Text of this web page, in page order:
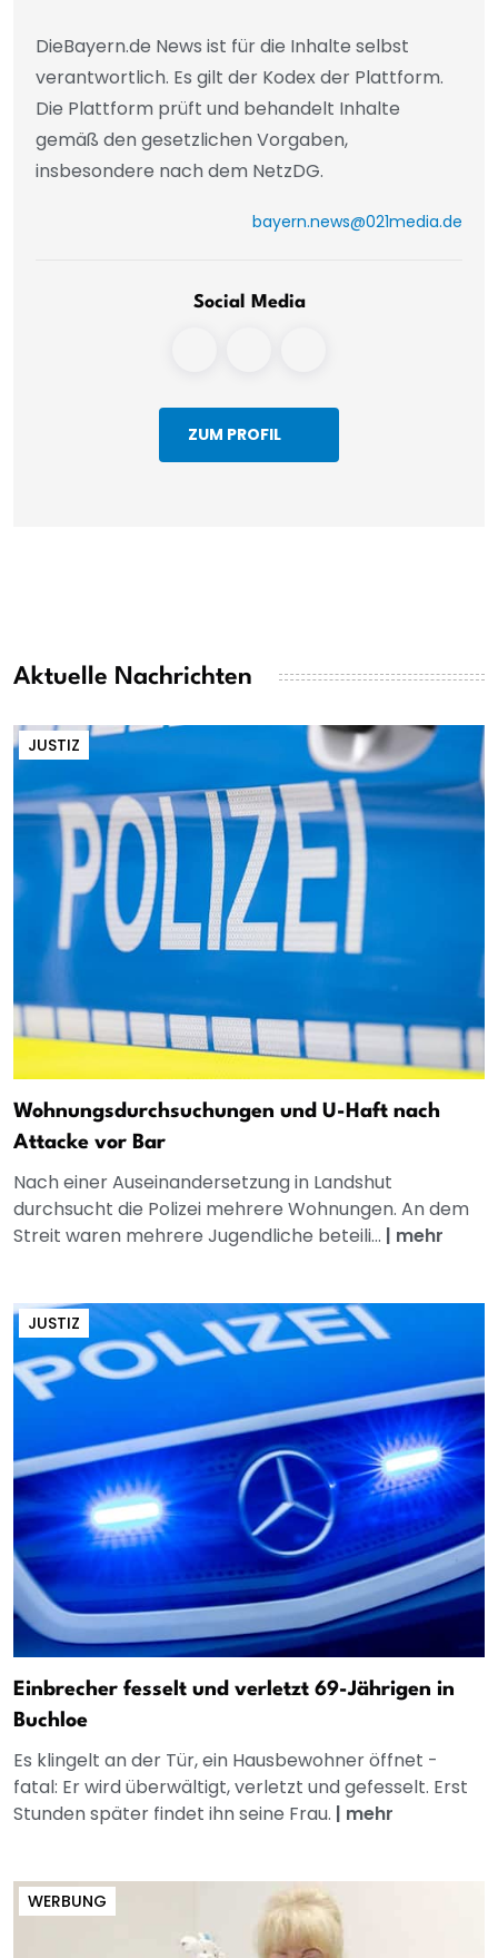
DieBayern.de News ist für die Inhalte selbst
verantwortlich. Es gilt der Kodex der Plattform.
Die Plattform prüft und behandelt Inhalte
gemäß den gesetzlichen Vorgaben,
insbesondere nach dem NetzDG.
bayern.news@021media.de
Social Media
ZUM PROFIL
Aktuelle Nachrichten
JUSTIZ
Wohnungsdurchsuchungen und U-Haft nach
Attacke vor Bar
Nach einer Auseinandersetzung in Landshut
durchsucht die Polizei mehrere Wohnungen. An dem
Streit waren mehrere Jugendliche beteili... | mehr
JUSTIZ
Einbrecher fesselt und verletzt 69-Jährigen in
Buchloe
Es klingelt an der Tür, ein Hausbewohner öffnet -
fatal: Er wird überwältigt, verletzt und gefesselt. Erst
Stunden später findet ihn seine Frau. | mehr
WERBUNG